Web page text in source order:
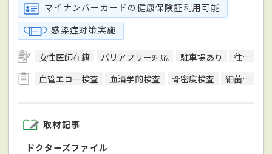
マイナンバーカードの健康保険証利用可能
感染症対策実施
女性医師在籍 バリアフリー対応 駐車場あり 往診可
血管エコー検査
血清学的検査 骨密度検査 細菌検査
取材記事
ドクターズファイル